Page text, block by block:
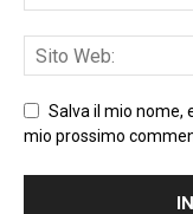
Salva il mio nome,
mio prossimo